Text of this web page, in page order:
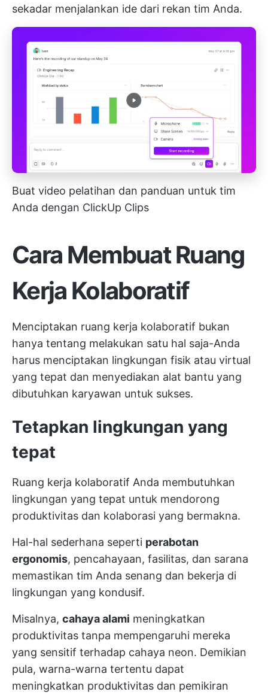
sekadar menjalankan ide dari rekan tim Anda.
Buat video pelatihan dan panduan untuk tim
Anda dengan ClickUp Clips
Cara Membuat Ruang
Kerja Kolaboratif
Menciptakan ruang kerja kolaboratif bukan
hanya tentang melakukan satu hal saja-Anda
harus menciptakan lingkungan fisik atau virtual
yang tepat dan menyediakan alat bantu yang
dibutuhkan karyawan untuk sukses.
Tetapkan lingkungan yang
tepat
Ruang kerja kolaboratif Anda membutuhkan
lingkungan yang tepat untuk mendorong
produktivitas dan kolaborasi yang bermakna.
Hal-hal sederhana seperti perabotan
ergonomis, pencahayaan, fasilitas, dan sarana
memastikan tim Anda senang dan bekerja di
lingkungan yang kondusif.
Misalnya, cahaya alami meningkatkan
produktivitas tanpa mempengaruhi mereka
yang sensitif terhadap cahaya neon. Demikian
pula, warna-warna tertentu dapat
meningkatkan produktivitas dan pemikiran